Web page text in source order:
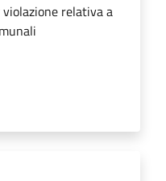
relativa a